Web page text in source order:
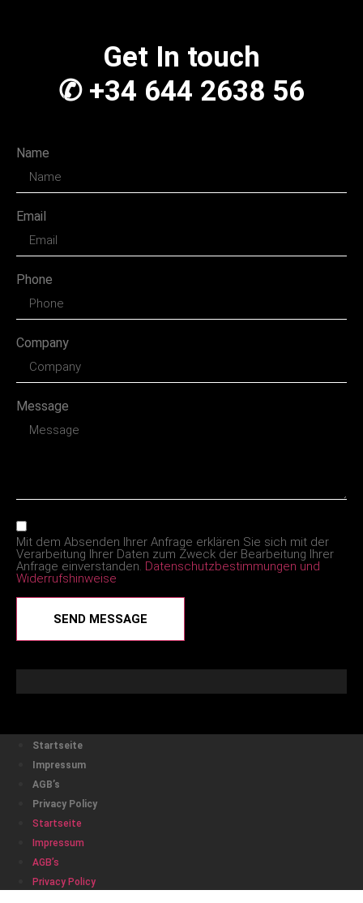
Get In touch
✆ +34 644 2638 56
Name
Email
Phone
Company
Message
Mit dem Absenden Ihrer Anfrage erklären Sie sich mit der
Verarbeitung Ihrer Daten zum Zweck der Bearbeitung Ihrer
Anfrage einverstanden. Datenschutzbestimmungen und
Widerrufshinweise
SEND MESSAGE
Startseite
Impressum
AGB’s
Privacy Policy
Startseite
Impressum
AGB’s
Privacy Policy